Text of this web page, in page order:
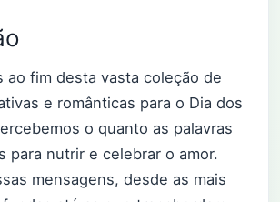
ao fim desta vasta coleção de
e românticas para o Dia dos
o quanto as palavras
para nutrir e celebrar o amor.
mensagens, desde as mais